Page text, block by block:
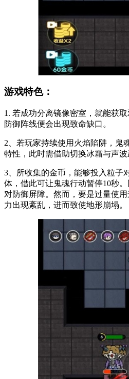
游戏特色：
1. 若成功分离镜像密室，就能获
防御阵线便会出现致命缺口。
2、若玩家持续使用火焰陷阱，鬼
特性，此时需借助切换冰霜与声波
3、所收集的金币，能够投入粒子
体，借此可让鬼魂行动暂停10秒
对防御屏障。然而，要是过量使
力出现紊乱，进而致使地形崩塌。